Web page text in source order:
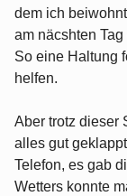
dem ich
am näcshten
So eine Haltung
helfen.
Aber trotz dieser
alles gut
Telefon, es gab
Wetters konnte